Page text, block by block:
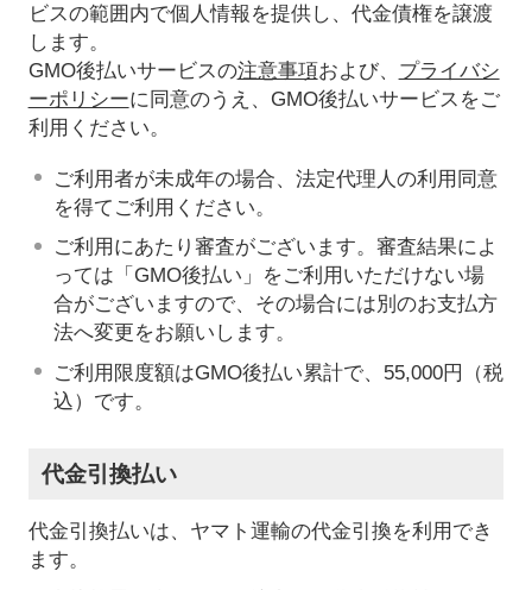
ビスの範囲内で個人情報を提供し、代金債権を譲渡
します。
GMO後払いサービスの注意事項および、 プライバシ
ーポリシーに同意のうえ、GMO後払いサービスをご
利用ください。
ご利用者が未成年の場合、法定代理人の利用同意
を得てご利用ください。
ご利用にあたり審査がございます。審査結果によ
っては「GMO後払い」をご利用いただけない場
合がございますので、その場合には別のお支払方
法へ変更をお願いします。
ご利用限度額はGMO後払い累計で、55,000円（税
込）です。
代金引換払い
代金引換払いは、ヤマト運輸の代金引換を利用でき
ます。